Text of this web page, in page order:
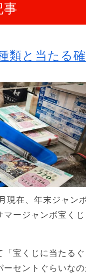
事
類と当たる
現在、年末ジャン
マージャンボ宝く
宝くじに当たる
セントぐらいな